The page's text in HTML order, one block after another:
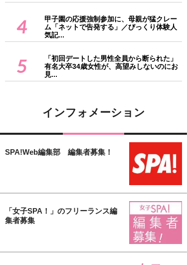
4
甲子園の応援強制参加に、母親が猛クレー
ム「ネットで告発する」／びっくり体験人
気記...
5
「初回デートした男性全員から断られた」
有名大卒34歳女性が、高望みしないのにお
見...
インフォメーション
SPA!Web編集部 編集者募集！
「女子SPA！」のフリーランス編
集者募集